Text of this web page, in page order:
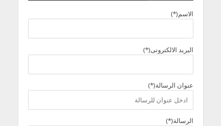
الاسم(*)
البريد الالكترونى(*)
عنوان الرسالة(*)
الرسالة(*)